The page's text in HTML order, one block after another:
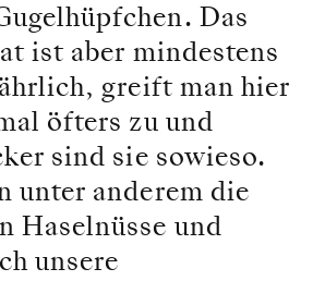
Das
ist aber mindestens
greift man hier
öfters zu und
sind sie sowieso.
unter anderem die
Haselnüsse und
unsere